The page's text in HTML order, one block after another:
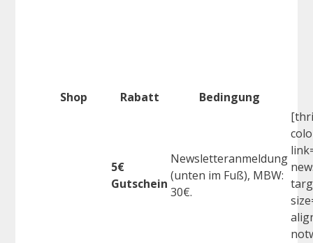
Shop Rabatt Bedingung
5€
Gutschein
Newsletteranmeldung
(unten im Fuß), MBW:
30€.